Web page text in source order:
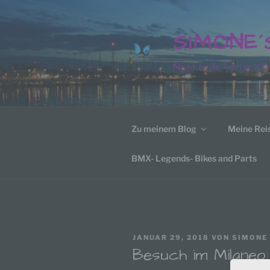
Nicht in die ferne
Zu meinem Blog Meine
BMX- Legends- Bikes and Parts
VERÖFFENTLICHT
JANUAR 29, 2018 VON SIMONE
Besuch im Milaneo